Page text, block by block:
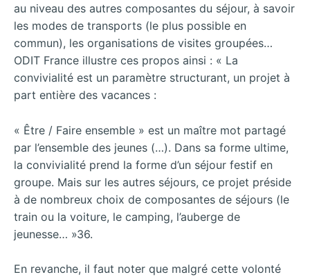
au niveau des autres composantes du séjour, à savoir
les modes de transports (le plus possible en
commun), les organisations de visites groupées…
ODIT France illustre ces propos ainsi : « La
convivialité est un paramètre structurant, un projet à
part entière des vacances :
« Être / Faire ensemble » est un maître mot partagé
par l’ensemble des jeunes (…). Dans sa forme ultime,
la convivialité prend la forme d’un séjour festif en
groupe. Mais sur les autres séjours, ce projet préside
à de nombreux choix de composantes de séjours (le
train ou la voiture, le camping, l’auberge de
jeunesse… »36.
En revanche, il faut noter que malgré cette volonté